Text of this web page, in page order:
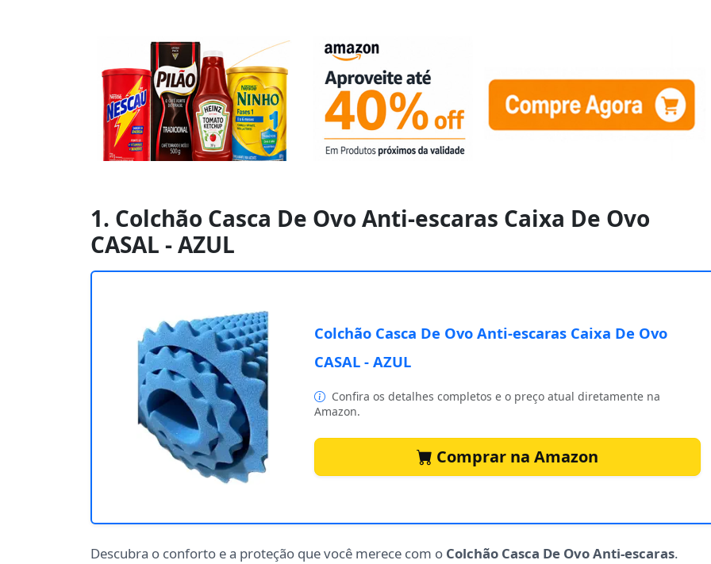
1. Colchão Casca De Ovo Anti-escaras Caixa De Ovo
CASAL - AZUL
Colchão Casca De Ovo Anti-escaras Caixa De Ovo
CASAL - AZUL
Confira os detalhes completos e o preço atual diretamente na
Amazon.
Comprar na Amazon
Descubra o conforto e a proteção que você merece com o Colchão Casca De Ovo Anti-escaras.